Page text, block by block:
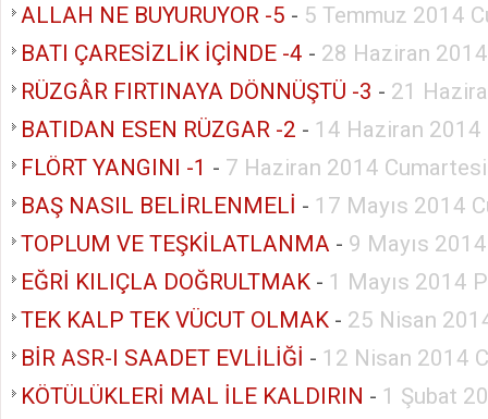
ALLAH NE BUYURUYOR -5 - 5 Temmuz 2014
BATI ÇARESİZLİK İÇİNDE -4 - 28 Haziran
RÜZGÂR FIRTINAYA DÖNNÜŞTÜ -3 - 21
BATIDAN ESEN RÜZGAR -2 - 14 Haziran 2014
FLÖRT YANGINI -1 - 7 Haziran 2014 Cumartesi
BAŞ NASIL BELİRLENMELİ - 17 Mayıs 2014
TOPLUM VE TEŞKİLATLANMA - 9 Mayıs
EĞRİ KILIÇLA DOĞRULTMAK - 1 Mayıs 2014
TEK KALP TEK VÜCUT OLMAK - 25 Nisan
BİR ASR-I SAADET EVLİLİĞİ - 12 Nisan 2014
KÖTÜLÜKLERİ MAL İLE KALDIRIN - 1 Şubat